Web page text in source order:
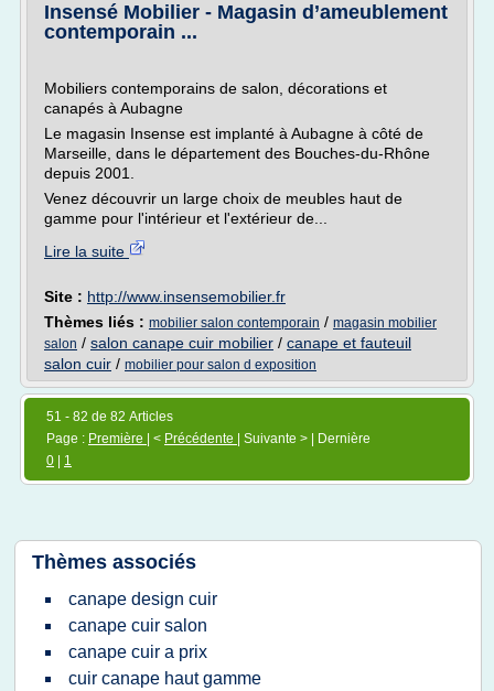
Insensé Mobilier - Magasin d’ameublement
contemporain ...
Mobiliers contemporains de salon, décorations et
canapés à Aubagne
Le magasin Insense est implanté à Aubagne à côté de
Marseille, dans le département des Bouches-du-Rhône
depuis 2001.
Venez découvrir un large choix de meubles haut de
gamme pour l'intérieur et l'extérieur de...
Lire la suite
Site : http://www.insensemobilier.fr
Thèmes liés : mobilier salon contemporain / magasin mobilier
salon / salon canape cuir mobilier / canape et fauteuil
salon cuir / mobilier pour salon d exposition
51 - 82 de 82 Articles
Page : Première | < Précédente
| Suivante > | Dernière
0
1
Thèmes associés
canape design cuir
canape cuir salon
canape cuir a prix
cuir canape haut gamme